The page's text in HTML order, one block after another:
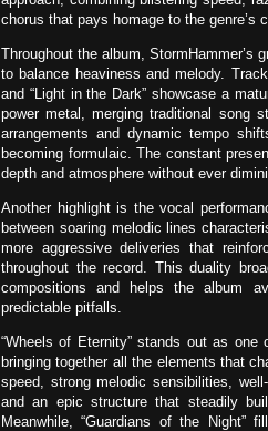
chorus that pays homage to the genre’s
Throughout the album, StormHammer’s
to balance heaviness and melody.
and “Light in the Dark” showcase a
power metal, merging traditional song
arrangements and dynamic tempo
becoming formulaic. The constant
depth and atmosphere without ever
Another highlight is the vocal
between soaring melodic lines
more aggressive deliveries that
throughout the record. This duality
compositions and helps the album
predictable pitfalls.
“Wheels of Eternity” stands out as one
bringing together all the elements that
speed, strong melodic sensibilities,
and an epic structure that steadily
Meanwhile, “Guardians of the Night”